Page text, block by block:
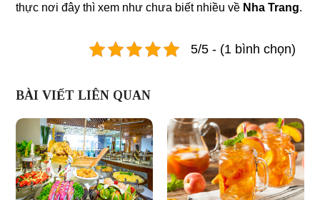
thực nơi đây thì xem như chưa biết nhiều về Nha Trang.
5/5 - (1 bình chọn)
BÀI VIẾT LIÊN QUAN